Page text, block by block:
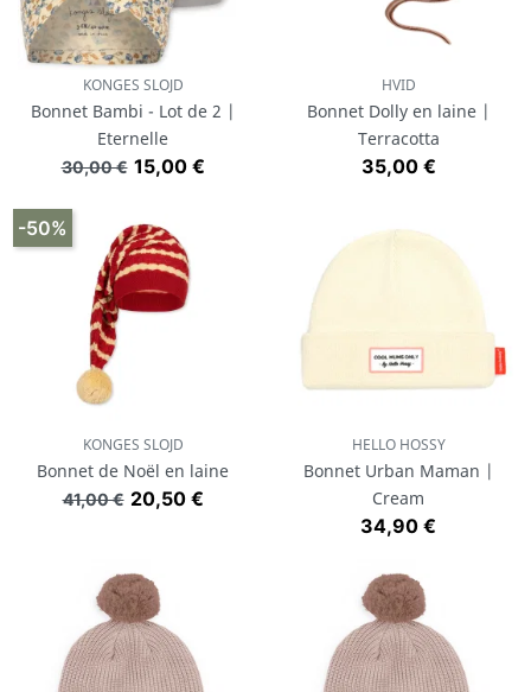
KONGES SLOJD
Bonnet Bambi - Lot de 2 |
Eternelle
Prix de base
30,00 € Prix
15,00 €
HVID
Bonnet Dolly en laine |
Terracotta
Prix
35,00 €
KONGES SLOJD
Bonnet de Noël en laine
Prix de base
41,00 € Prix
20,50 €
-50%
HELLO HOSSY
Bonnet Urban Maman |
Cream
Prix
34,90 €